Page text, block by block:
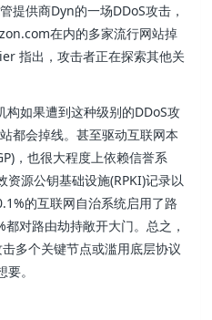
提供商Dyn的一场DDoS攻击，
在内的多家流行网站掉
指出，攻击者正在探索其他关
如果遭到这种级别的DDoS攻
都会掉线。甚至驱动互联网本
，也很大程度上依赖信誉系
源公钥基础设施(RPKI)记录以
的互联网自治系统启用了路
对路由劫持敞开大门。总之，
多个关键节点或滥用底层协议
。